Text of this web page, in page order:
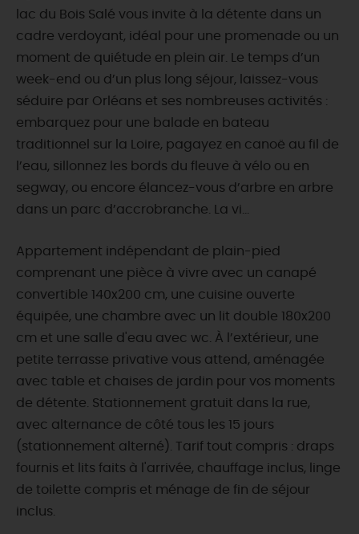
lac du Bois Salé vous invite à la détente dans un
cadre verdoyant, idéal pour une promenade ou un
moment de quiétude en plein air. Le temps d’un
week-end ou d’un plus long séjour, laissez-vous
séduire par Orléans et ses nombreuses activités :
embarquez pour une balade en bateau
traditionnel sur la Loire, pagayez en canoë au fil de
l’eau, sillonnez les bords du fleuve à vélo ou en
segway, ou encore élancez-vous d’arbre en arbre
dans un parc d’accrobranche. La vi...
Appartement indépendant de plain-pied
comprenant une pièce à vivre avec un canapé
convertible 140x200 cm, une cuisine ouverte
équipée, une chambre avec un lit double 180x200
cm et une salle d'eau avec wc. À l’extérieur, une
petite terrasse privative vous attend, aménagée
avec table et chaises de jardin pour vos moments
de détente. Stationnement gratuit dans la rue,
avec alternance de côté tous les 15 jours
(stationnement alterné). Tarif tout compris : draps
fournis et lits faits à l'arrivée, chauffage inclus, linge
de toilette compris et ménage de fin de séjour
inclus.